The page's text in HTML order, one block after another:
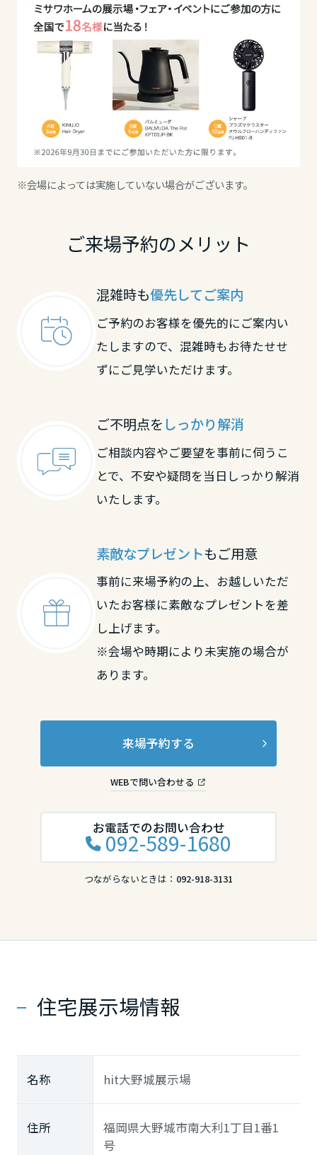
※会場によっては実施していない場合がございます。
ご来場予約のメリット
混雑時も優先してご案内
ご予約のお客様を優先的にご案内い
たしますので、混雑時もお待たせせ
ずにご見学いただけます。
ご不明点を しっかり解消
ご相談内容やご要望を事前に伺うこ
とで、不安や疑問を当日しっかり解消
いたします。
素敵なプレゼントもご用意
事前に来場予約の上、お越しいただ
いたお客様に素敵なプレゼントを差
し上げます。
※会場や時期により未実施の場合が
あります。
来場予約する
WEBで問い合わせる
お電話でのお問い合わせ
092-589-1680
つながらないときは： 092-918-3131
住宅展示場情報
名称 hit大野城展示場
住所
福岡県大野城市南大利1丁目1番1
号
高知県
九州エリア
福岡県
佐賀県
大分県